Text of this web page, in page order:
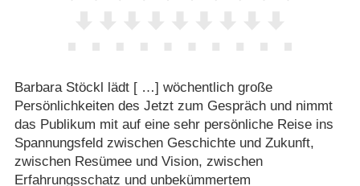
Barbara Stöckl lädt [ …] wöchentlich große
Persönlichkeiten des Jetzt zum Gespräch und nimmt
das Publikum mit auf eine sehr persönliche Reise ins
Spannungsfeld zwischen Geschichte und Zukunft,
zwischen Resümee und Vision, zwischen
Erfahrungsschatz und unbekümmertem